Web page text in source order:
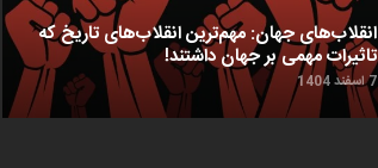
انقلاب‌های جهان: مهم‌ترین انقلاب‌های تاریخ که
تاثیرات مهمی بر جهان داشتند!
7 اسفند 1404